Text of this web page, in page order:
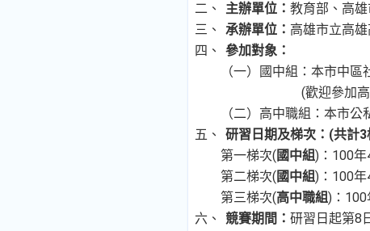
二、
主辦單位： 教育部、高
三、
承辦單位： 高雄市立高
四、
參加對象：
（一）國中組：本市中
(歡迎參加
（二）高中職組：本市
五、
研習日期及梯次： (共計
第一梯次(國中組)：100
第二梯次(國中組)：100
第三梯次(高中職組)：
六、
競賽期間： 研習日起第8